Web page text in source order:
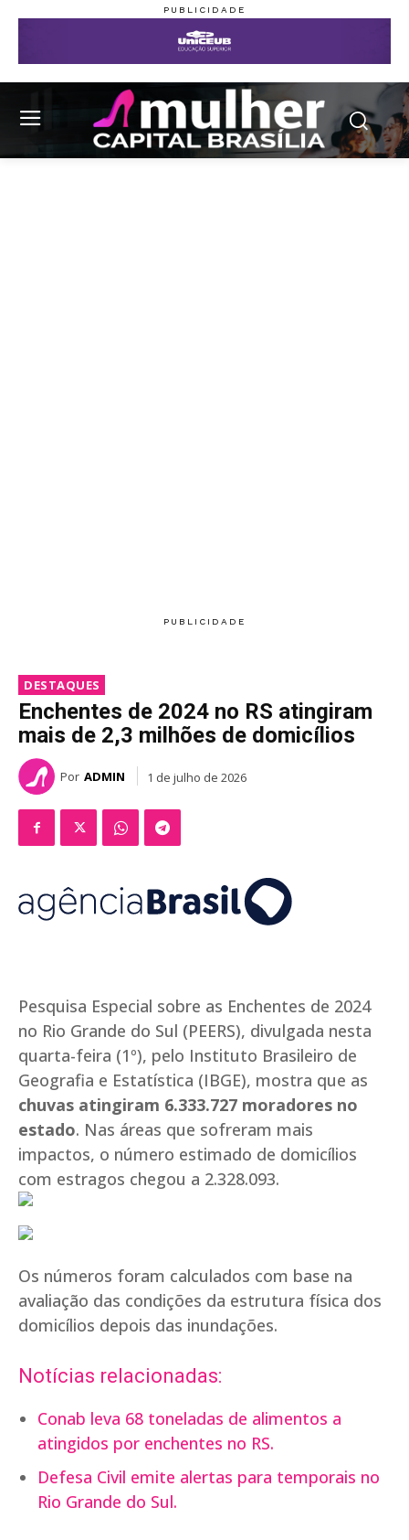
DESTAQUES
Enchentes de 2024 no RS atingiram
mais de 2,3 milhões de domicílios
Por ADMIN 1 de julho de 2026
Pesquisa Especial sobre as Enchentes de 2024
no Rio Grande do Sul (PEERS), divulgada nesta
quarta-feira (1º), pelo Instituto Brasileiro de
Geografia e Estatística (IBGE), mostra que as
chuvas atingiram 6.333.727 moradores no
estado. Nas áreas que sofreram mais
impactos, o número estimado de domicílios
com estragos chegou a 2.328.093.
Os números foram calculados com base na
avaliação das condições da estrutura física dos
domicílios depois das inundações.
Notícias relacionadas:
Conab leva 68 toneladas de alimentos a
atingidos por enchentes no RS.
Defesa Civil emite alertas para temporais no
Rio Grande do Sul.